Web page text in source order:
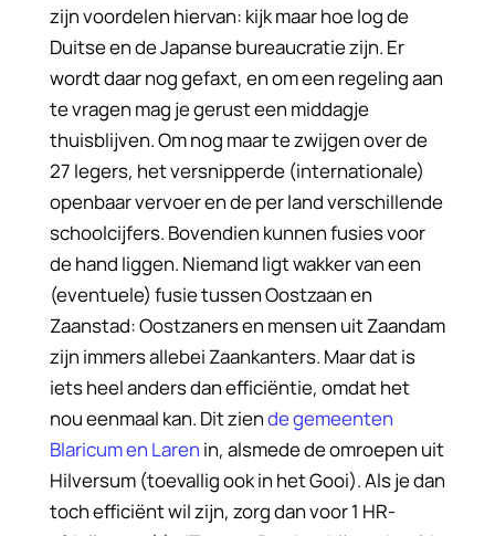
zijn voordelen hiervan: kijk maar hoe log de
Duitse en de Japanse bureaucratie zijn. Er
wordt daar nog gefaxt, en om een regeling aan
te vragen mag je gerust een middagje
thuisblijven. Om nog maar te zwijgen over de
27 legers, het versnipperde (internationale)
openbaar vervoer en de per land verschillende
schoolcijfers. Bovendien kunnen fusies voor
de hand liggen. Niemand ligt wakker van een
(eventuele) fusie tussen Oostzaan en
Zaanstad: Oostzaners en mensen uit Zaandam
zijn immers allebei Zaankanters. Maar dat is
iets heel anders dan efficiëntie, omdat het
nou eenmaal kan. Dit ziende gemeenten
Blaricum en Laren in, alsmede de omroepen uit
Hilversum (toevallig ook in het Gooi). Als je dan
toch efficiënt wil zijn, zorg dan voor 1 HR-